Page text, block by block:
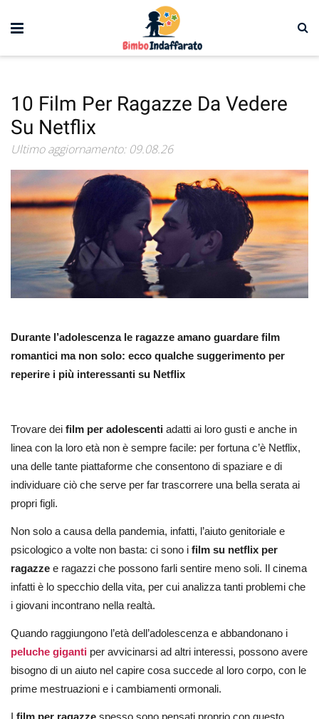
10 Film Per Ragazze Da Vedere
Su Netflix
Ultimo aggiornamento: 09.08.26
Durante l’adolescenza le ragazze amano guardare film
romantici ma non solo: ecco qualche suggerimento per
reperire i più interessanti su Netflix
Trovare dei film per adolescenti adatti ai loro gusti e anche in
linea con la loro età non è sempre facile: per fortuna c’è Netflix,
una delle tante piattaforme che consentono di spaziare e di
individuare ciò che serve per far trascorrere una bella serata ai
propri figli.
Non solo a causa della pandemia, infatti, l’aiuto genitoriale e
psicologico a volte non basta: ci sono i film su netflix per
ragazze e ragazzi che possono farli sentire meno soli. Il cinema
infatti è lo specchio della vita, per cui analizza tanti problemi che
i giovani incontrano nella realtà.
Quando raggiungono l’età dell’adolescenza e abbandonano i
peluche giganti per avvicinarsi ad altri interessi, possono avere
bisogno di un aiuto nel capire cosa succede al loro corpo, con le
prime mestruazioni e i cambiamenti ormonali.
I film per ragazze spesso sono pensati proprio con questo